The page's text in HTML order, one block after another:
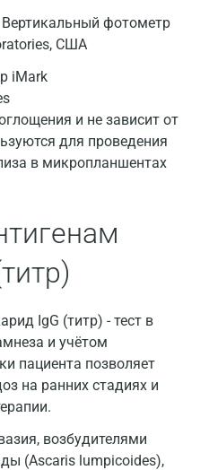
фотометр
США
и не зависит от
для проведения
в микропланшентах
IgG (титр) - тест в
и учётом
пациента позволяет
на ранних стадиях и
возбудителями
(Ascaris lumpicoides),